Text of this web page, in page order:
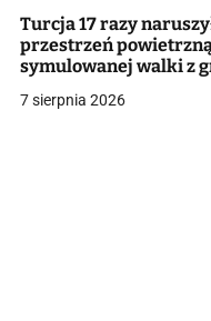
g
a
Turcja 17 razy
przestrzeń
symulowanej walki z
7 sierpnia 2026